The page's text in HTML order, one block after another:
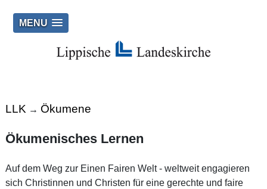
MENU
LLK → Ökumene
Ökumenisches Lernen
Auf dem Weg zur Einen Fairen Welt - weltweit engagieren
sich Christinnen und Christen für eine gerechte und faire